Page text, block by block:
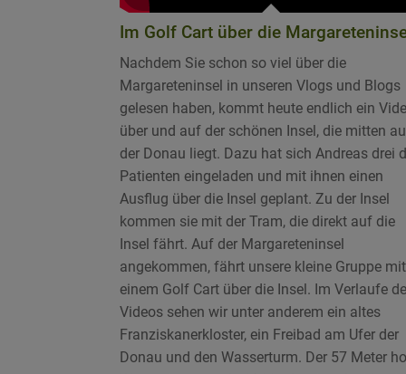
Im Golf Cart über die
Nachdem Sie schon so viel über die
Margareteninsel in unseren Vlogs und Blogs
gelesen haben, kommt heute endlich ein
über und auf der schönen Insel, die mitten
der Donau liegt. Dazu hat sich Andreas drei
Patienten eingeladen und mit ihnen einen
Ausflug über die Insel geplant. Zu der Insel
kommen sie mit der Tram, die direkt auf die
Insel fährt. Auf der Margareteninsel
angekommen, fährt unsere kleine Gruppe mit
einem Golf Cart über die Insel. Im Verlaufe
Videos sehen wir unter anderem ein altes
Franziskanerkloster, ein Freibad am Ufer der
Donau und den Wasserturm. Der 57 Meter